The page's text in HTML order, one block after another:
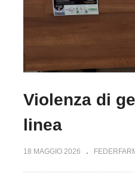
Violenza di
linea
18 MAGGIO 2026